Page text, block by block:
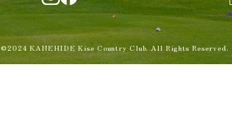
©2024 KANEHIDE Kise Country Club. All Rights Reserved.